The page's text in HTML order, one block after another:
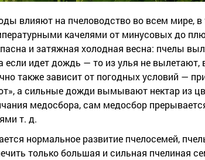
влияют на пчеловодство во всем мире, в
качелями от минусовых до
и затяжная холодная весна: пчелы
идет дождь — то из улья не вылетают,
также зависит от погодных условий —
а сильные дожди вымывают нектар из
медосбора, сам медосбор
т. д.
нормальное развитие пчелосемей,
только большая и сильная пчелиная